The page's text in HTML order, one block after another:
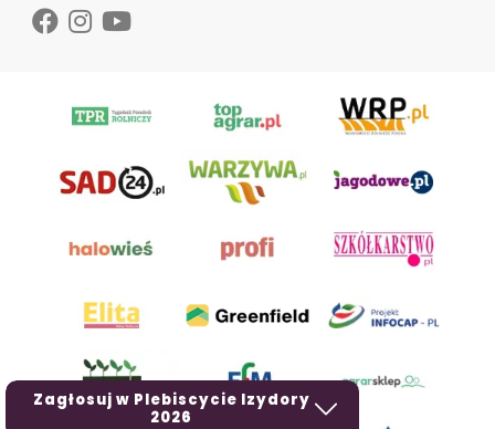
Zagłosuj w Plebiscycie Izydory
2026